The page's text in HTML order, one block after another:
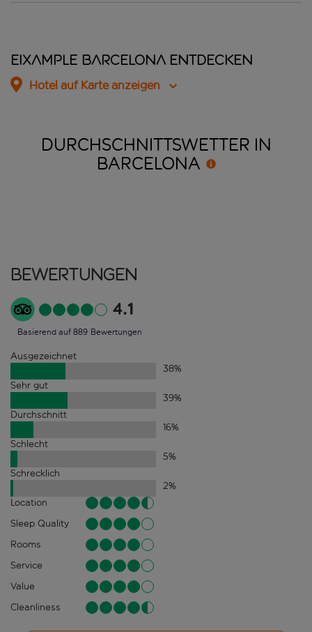
Eixample Barcelona entdecken
Hotel auf Karte anzeigen
DURCHSCHNITTSWETTER IN
BARCELONA
Bewertungen
4.1
Basierend auf 889 Bewertungen
Ausgezeichnet
38%
Sehr gut
39%
Durchschnitt
16%
Schlecht
5%
Schrecklich
2%
Location
Sleep Quality
Rooms
Service
Value
Cleanliness